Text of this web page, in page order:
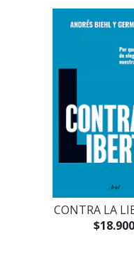
CONTRA LA
$18.900